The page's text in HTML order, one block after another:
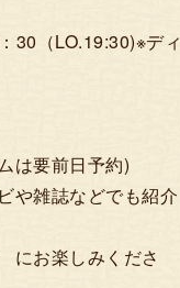
（LO.19:30)※ディ
は要前日予約)
や雑誌などでも紹介
にお楽しみくださ